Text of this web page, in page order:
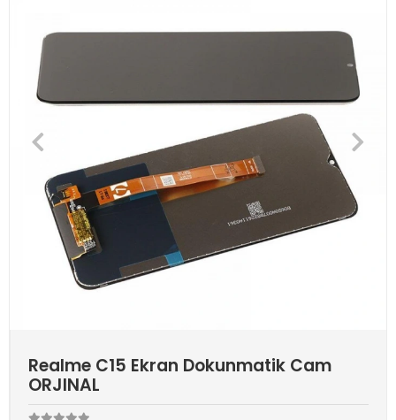
Realme C15 Ekran Dokunmatik Cam
ORJINAL